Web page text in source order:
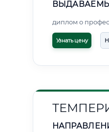
диплом о
Узнать цену